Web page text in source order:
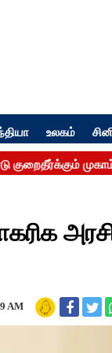
உலகம்
AM